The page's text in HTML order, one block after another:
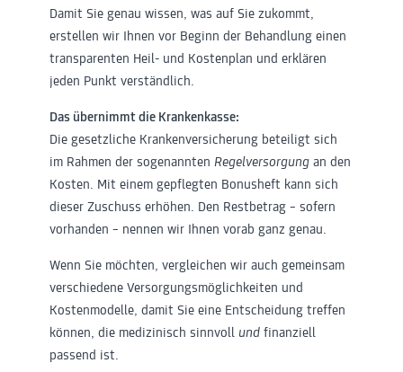
Damit Sie genau wissen, was auf Sie zukommt,
erstellen wir Ihnen vor Beginn der Behandlung einen
transparenten Heil- und Kostenplan und erklären
jeden Punkt verständlich.
Das übernimmt die Krankenkasse:
Die gesetzliche Krankenversicherung beteiligt sich
im Rahmen der sogenannten Regelversorgungan den
Kosten. Mit einem gepflegten Bonusheft kann sich
dieser Zuschuss erhöhen. Den Restbetrag – sofern
vorhanden – nennen wir Ihnen vorab ganz genau.
Wenn Sie möchten, vergleichen wir auch gemeinsam
verschiedene Versorgungs­möglichkeiten und
Kostenmodelle, damit Sie eine Entscheidung treffen
können, die medizinisch sinnvoll undfinanziell
passend ist.